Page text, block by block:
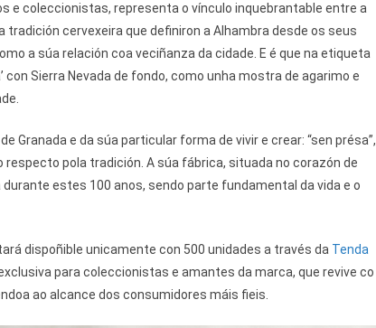
e coleccionistas, representa o vínculo inquebrantable entre a
cervexeira que definiron a Alhambra desde os seus
a súa relación coa veciñanza da cidade. E é que na etiqueta
con Sierra Nevada de fondo, como unha mostra de agarimo e
Granada e da súa particular forma de vivir e crear: “sen présa”,
pola tradición. A súa fábrica, situada no corazón de
estes 100 anos, sendo parte fundamental da vida e o
dispoñible unicamente con 500 unidades a través da Tenda
para coleccionistas e amantes da marca, que revive co
ao alcance dos consumidores máis fieis.